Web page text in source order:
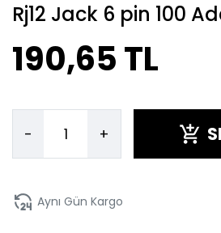
Rj12 Jack 6 pin 100
190,65 TL
- +
Aynı Gün Kargo